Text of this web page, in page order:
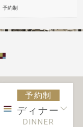
予約制
予約制
ディナー
DINNER